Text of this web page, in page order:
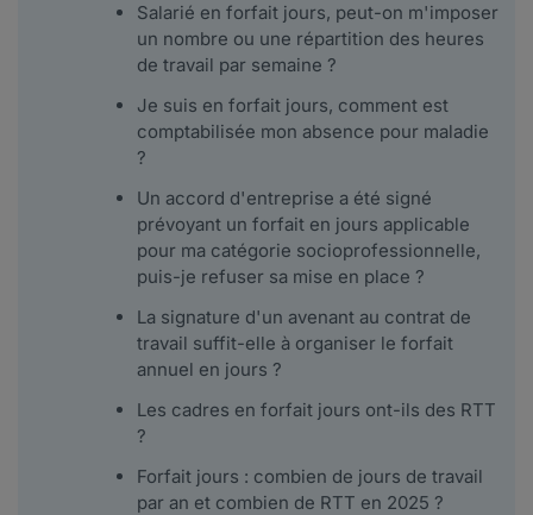
Salarié en forfait jours, peut-on m'imposer
un nombre ou une répartition des heures
de travail par semaine ?
Je suis en forfait jours, comment est
comptabilisée mon absence pour maladie
?
Un accord d'entreprise a été signé
prévoyant un forfait en jours applicable
pour ma catégorie socioprofessionnelle,
puis-je refuser sa mise en place ?
La signature d'un avenant au contrat de
travail suffit-elle à organiser le forfait
annuel en jours ?
Les cadres en forfait jours ont-ils des RTT
?
Forfait jours : combien de jours de travail
par an et combien de RTT en 2025 ?